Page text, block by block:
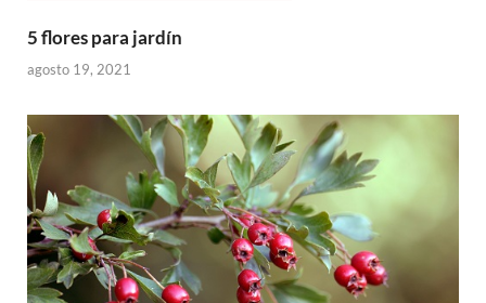
5 flores para jardín
agosto 19, 2021